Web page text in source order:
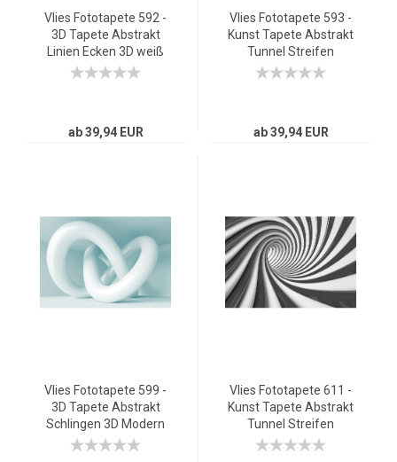
Vlies Fototapete 592 -
3D Tapete Abstrakt
Linien Ecken 3D weiß
ab 39,94 EUR
Vlies Fototapete 593 -
Kunst Tapete Abstrakt
Tunnel Streifen
Illusionen pink
ab 39,94 EUR
Vlies Fototapete 599 -
3D Tapete Abstrakt
Schlingen 3D Modern
Art blau
Vlies Fototapete 611 -
Kunst Tapete Abstrakt
Tunnel Streifen
Illusionen grau schwarz